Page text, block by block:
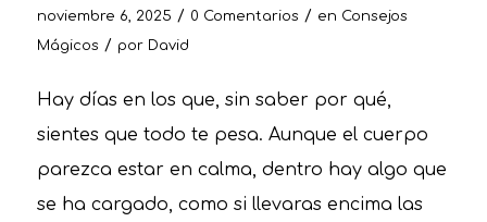
noviembre 6, 2025 / 0 Comentarios / en Consejos
Mágicos / por David
Hay días en los que, sin saber por qué,
sientes que todo te pesa. Aunque el cuerpo
parezca estar en calma, dentro hay algo que
se ha cargado, como si llevaras encima las